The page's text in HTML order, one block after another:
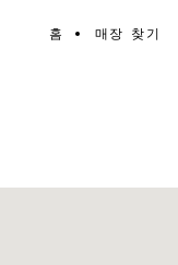
홈 매장 찾기